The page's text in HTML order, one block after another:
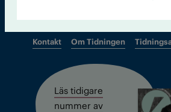
Kontakt Om Tidningen
Läs tidigare
nummer av